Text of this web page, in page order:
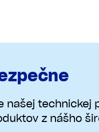
našej
z nášho